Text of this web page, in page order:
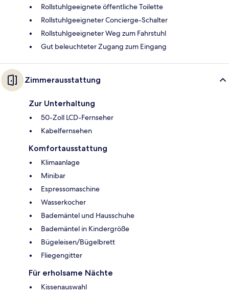
Rollstuhlgeeignete öffentliche Toilette
Rollstuhlgeeigneter Concierge-Schalter
Rollstuhlgeeigneter Weg zum Fahrstuhl
Gut beleuchteter Zugang zum Eingang
Zimmerausstattung
Zur Unterhaltung
50-Zoll LCD-Fernseher
Kabelfernsehen
Komfortausstattung
Klimaanlage
Minibar
Espressomaschine
Wasserkocher
Bademäntel und Hausschuhe
Bademäntel in Kindergröße
Bügeleisen/Bügelbrett
Fliegengitter
Für erholsame Nächte
Kissenauswahl